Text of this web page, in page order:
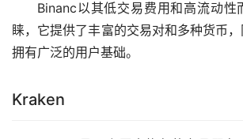
Binanc以其低交易费用和高流动性
睐，它提供了丰富的交易对和多种货币
拥有广泛的用户基础。
Kraken